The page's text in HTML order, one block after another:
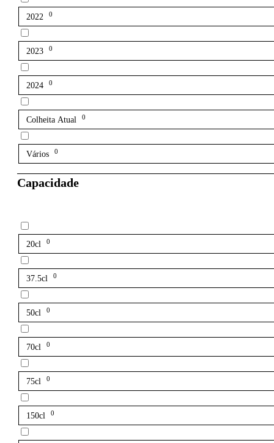
2022 0
2023 0
2024 0
Colheita Atual 0
Vários 0
Capacidade
20cl 0
37.5cl 0
50cl 0
70cl 0
75cl 0
150cl 0